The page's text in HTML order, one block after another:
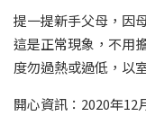
提一提新手父母，因
這是正常現象，不用
度勿過熱或過低，以
開心資訊：2020年12